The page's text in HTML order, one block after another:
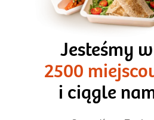
3 razy
1500kcal -
3 sycące posiłki o większej
ta sama
Jesteśmy
2500
i ciągle